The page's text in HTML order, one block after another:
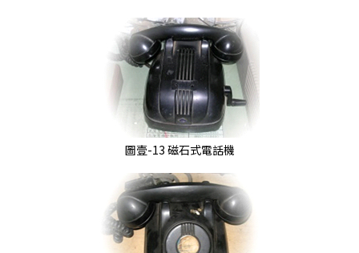
圖壹-13 磁石式電話機